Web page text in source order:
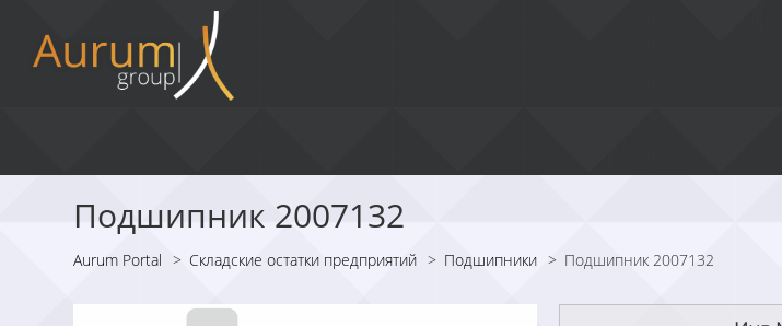
Подшипник 2007132
Aurum Portal > Складские остатки предприятий > Подшипники > Подшипник 2007132